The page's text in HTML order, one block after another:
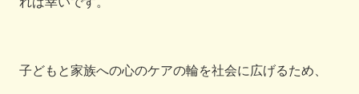
子どもと家族への心のケアの輪を社会に広げるため、